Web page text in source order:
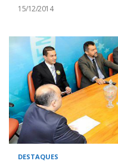
15/12/2014
DESTAQUES